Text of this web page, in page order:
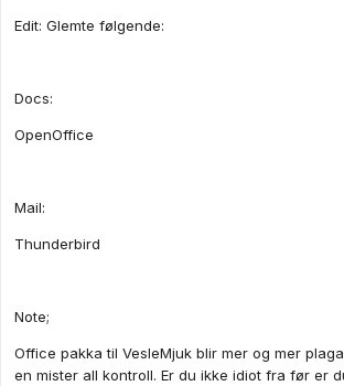
Edit: Glemte følgende:
Docs:
OpenOffice
Mail:
Thunderbird
Note;
Office pakka til VesleMjuk blir mer og mer
en mister all kontroll. Er du ikke idiot fra før er